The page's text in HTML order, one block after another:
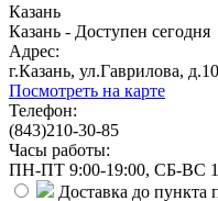
Казань
Казань - Доступен сегодня
Адрес:
г.Казань, ул.Гаврилова,
Посмотреть на карте
Телефон:
(843)210-30-85
Часы работы:
ПН-ПТ 9:00-19:00, СБ-ВС
Доставка до пункта